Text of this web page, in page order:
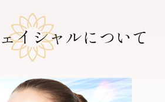
イシャルについて